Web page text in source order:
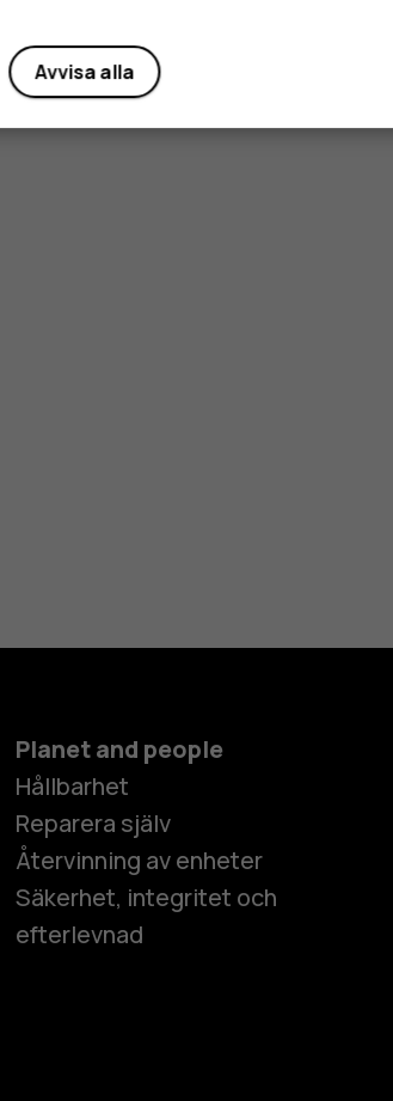
Planet and people
Hållbarhet
Reparera själv
Återvinning av enheter
Säkerhet, integritet och
efterlevnad
Avvisa alla